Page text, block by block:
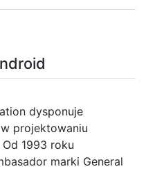
dysponuje
projektowaniu
1993 roku
marki General